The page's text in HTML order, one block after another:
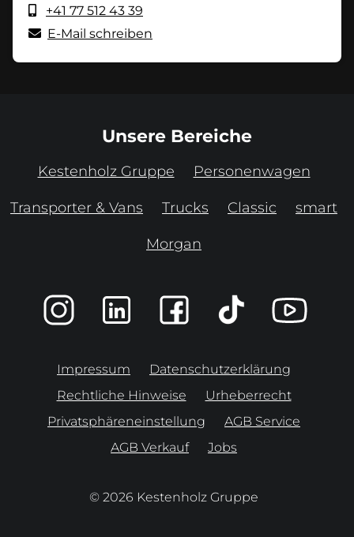
+41 77 512 43 39
E-Mail schreiben
Unsere Bereiche
Kestenholz Gruppe Personenwagen
Transporter & Vans Trucks Classic smart
Morgan
Impressum
Datenschutzerklärung
Rechtliche Hinweise
Urheberrecht
Privatsphäreneinstellung
AGB Service
AGB Verkauf
Jobs
© 2026 Kestenholz Gruppe